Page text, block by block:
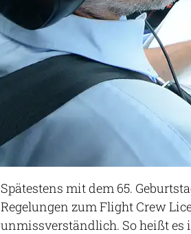
Spätestens mit dem 65.
Regelungen zum Flight Crew
unmissverständlich. So heißt es